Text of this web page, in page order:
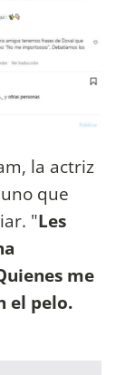
la actriz
que
"Les
me
el pelo.